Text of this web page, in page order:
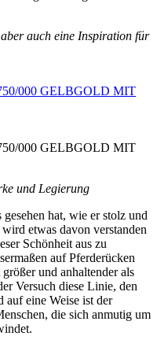
auch eine Inspiration für
000 GELBGOLD MIT
000 GELBGOLD MIT
und Legierung
hat, wie er stolz und
etwas davon verstanden
Schönheit aus zu
auf Pferderücken
und anhaltender als
Versuch diese Linie, den
eine Weise ist der
die sich anmutig um